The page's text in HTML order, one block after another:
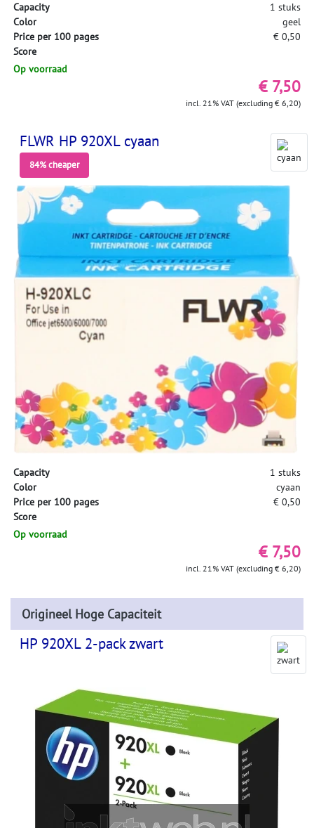
Capacity
1 stuks
Color
geel
Price per 100 pages
€ 0,50
Score
Op voorraad
€ 7,50
incl. 21% VAT (excluding € 6,20)
FLWR HP 920XL cyaan
84% cheaper
Capacity
1 stuks
Color
cyaan
Price per 100 pages
€ 0,50
Score
Op voorraad
€ 7,50
incl. 21% VAT (excluding € 6,20)
Origineel Hoge Capaciteit
HP 920XL 2-pack zwart